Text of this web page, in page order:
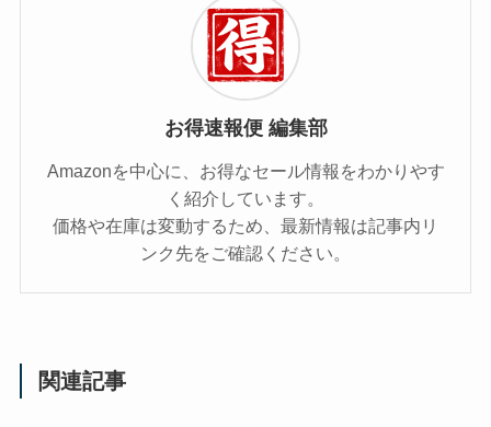
お得速報便 編集部
Amazonを中心に、お得なセール情報をわかりやす
く紹介しています。
価格や在庫は変動するため、最新情報は記事内リ
ンク先をご確認ください。
関連記事